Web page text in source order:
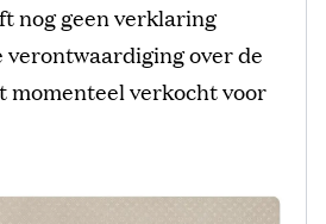
nog geen verklaring
verontwaardiging over de
momenteel verkocht voor